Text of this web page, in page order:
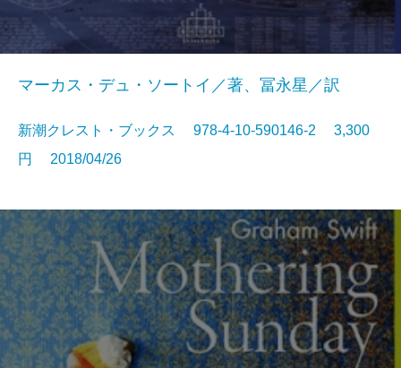
マーカス・デュ・ソートイ／著、冨永星／訳
新潮クレスト・ブックス 978-4-10-590146-2 3,300
円 2018/04/26